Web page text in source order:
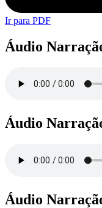
Ir para PDF
Áudio
Áudio
Áudio